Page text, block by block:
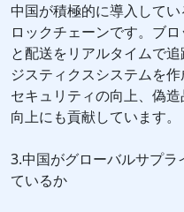
中国が積極的に導入して
ロックチェーンです。ブ
と配送をリアルタイムで
ジスティクスシステムを
セキュリティの向上、偽
向上にも貢献しています。
3.中国がグローバルサプ
ているか